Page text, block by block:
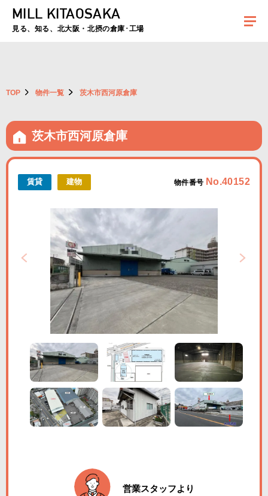
夏季休暇のお知らせ：2026年8月8日(土)～8月16日(日)まで休業とさせていた
MILL KITAOSAKA
見る、知る、北大阪・北摂の倉庫･工場
TOP 物件一覧 茨木市西河原倉庫
茨木市西河原倉庫
賃貸 建物 物件番号 No.40152
営業スタッフより